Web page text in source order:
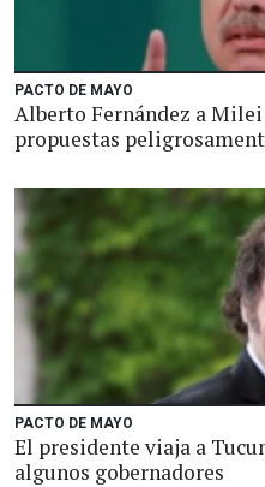
PACTO DE MAYO
Alberto Fernández a
propuestas
PACTO DE MAYO
El presidente viaja a
algunos gobernadores